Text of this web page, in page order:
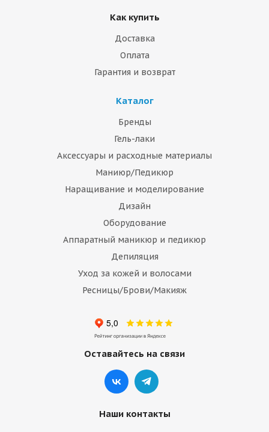
Как купить
Доставка
Оплата
Гарантия и возврат
Каталог
Бренды
Гель-лаки
Аксессуары и расходные материалы
Маниюр/Педикюр
Наращивание и моделирование
Дизайн
Оборудование
Аппаратный маникюр и педикюр
Депиляция
Уход за кожей и волосами
Ресницы/Брови/Макияж
Оставайтесь на связи
Наши контакты